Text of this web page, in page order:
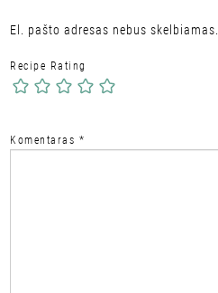
El. pašto adresas nebus skelbiamas.
Recipe Rating
Komentaras *